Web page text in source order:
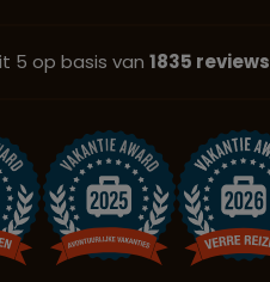
5 op basis van 1835 reviews